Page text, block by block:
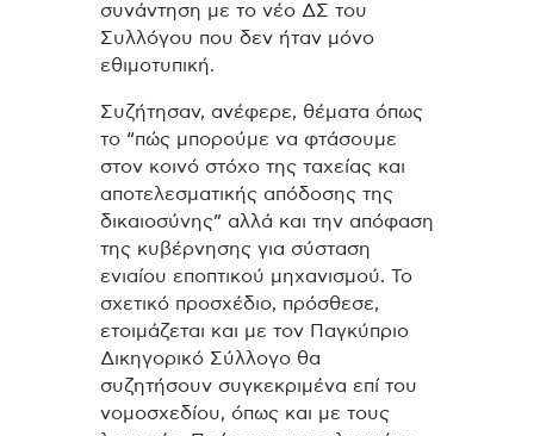
συνάντηση με το νέο ΔΣ του
Συλλόγου που δεν ήταν μόνο
εθιμοτυπική.
Συζήτησαν, ανέφερε, θέματα όπως
το “πώς μπορούμε να φτάσουμε
στον κοινό στόχο της ταχείας και
αποτελεσματικής απόδοσης της
δικαιοσύνης” αλλά και την απόφαση
της κυβέρνησης για σύσταση
ενιαίου εποπτικού μηχανισμού. Το
σχετικό προσχέδιο, πρόσθεσε,
ετοιμάζεται και με τον Παγκύπριο
Δικηγορικό Σύλλογο θα
συζητήσουν συγκεκριμένα επί του
νομοσχεδίου, όπως και με τους